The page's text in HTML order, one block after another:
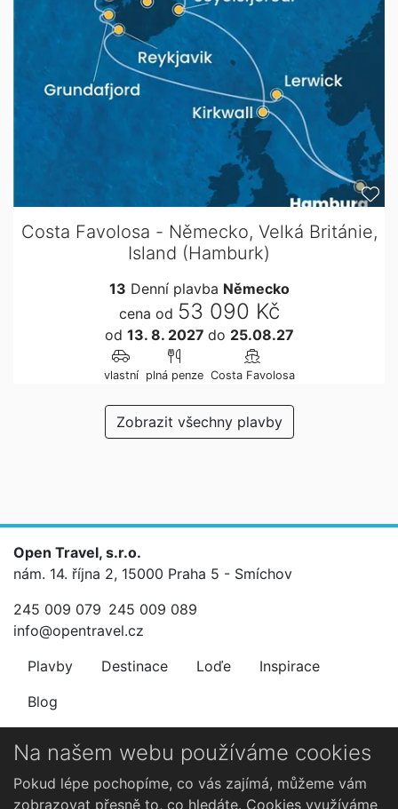
Costa Favolosa - Německo, Velká Británie,
Island (Hamburk)
13 Denní plavba Německo
cena od 53 090 Kč
od 13. 8. 2027 do 25.08.27
vlastní plná penze Costa Favolosa
Zobrazit všechny plavby
Open Travel, s.r.o.
nám. 14. října 2, 15000 Praha 5 - Smíchov
245 009 079 245 009 089
info@opentravel.cz
Plavby
Destinace Loďe
Inspirace
Blog
Newsletter
Nenechte si ujít výhodné nabídky.
Na našem webu používáme cookies
Pokud lépe pochopíme, co vás zajímá, můžeme vám
zobrazovat přesně to, co hledáte. Cookies využíváme